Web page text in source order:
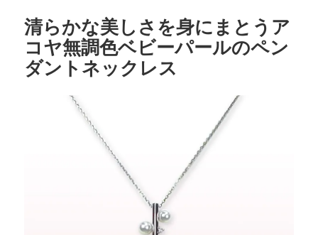
o
o
k
清らかな美しさを身にまとうア
コヤ無調色ベビーパールのペン
ダントネックレス